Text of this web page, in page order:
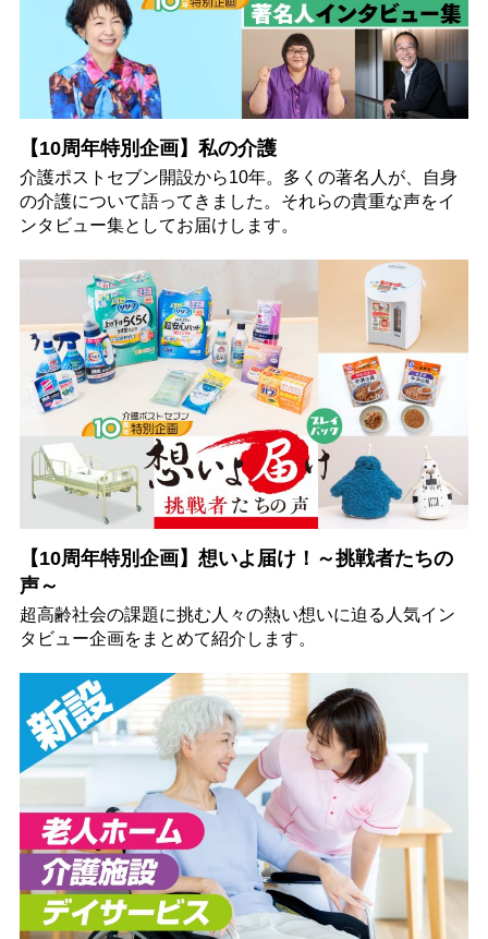
【10周年特別企画】私の介護
介護ポストセブン開設から10年。多くの著名人が、自身
の介護について語ってきました。それらの貴重な声をイ
ンタビュー集としてお届けします。
【10周年特別企画】想いよ届け！～挑戦者たちの
声～
超高齢社会の課題に挑む人々の熱い想いに迫る人気イン
タビュー企画をまとめて紹介します。